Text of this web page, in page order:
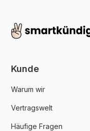
Kunde
Warum wir
Vertragswelt
Häufige Fragen